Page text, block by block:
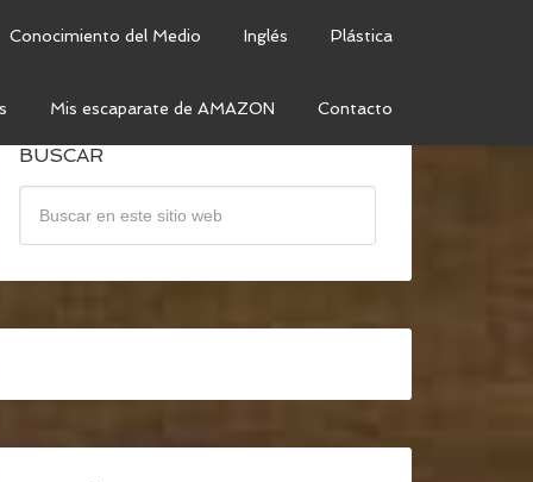
Conocimiento del Medio Inglés Plástica
Mis escaparate de AMAZON Contacto
BUSCAR